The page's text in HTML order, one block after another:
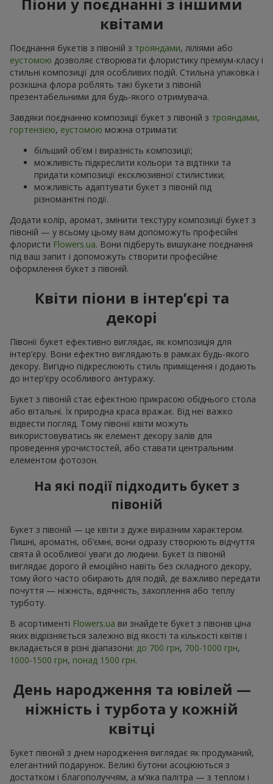
квітами
Поєднання букетів з півоній з трояндами, ліліями або
еустомою дозволяє створювати флористику преміум-класу і
стильні композиції для особливих подій. Стильна упаковка і
розкішна флора роблять такі букети з півоній
презентабельними для будь-якого отримувача.
Завдяки поєднанню композиції букет з півоній з трояндами,
гортензією, еустомою можна отримати:
більший об’єм і виразність композиції;
можливість підкреслити кольори та відтінки та
придати композиції ексклюзивної стилистики;
можливість адаптувати букет з півоній під
різноманітні події.
Додати колір, аромат, змінити текстуру композиції букет з
півоній — у всьому цьому вам допоможуть професійні
флористи Flowers.ua. Вони підберуть вишукане поєднання
під ваш запит і допоможуть створити професійне
оформлення букет з півоній.
Квіти піони в інтер’єрі та
декорі
Півонії букет ефективно виглядає, як композиція для
інтер’єру. Вони ефектно виглядають в рамках будь-якого
декору. Вигідно підкреслюють стиль приміщення і додають
до інтер’єру особливого антуражу.
Букет з півоній стає ефектною прикрасою обіднього стола
або вітальні. Їх природна краса вражає. Від неї важко
відвести погляд. Тому півонії квіти можуть
використовуватись як елемент декору залів для
проведення урочистостей, або ставати центральним
елементом фотозон.
На які події підходить букет з
півоній
Букет з півоній — це квіти з дуже виразним характером.
Пишні, ароматні, об’ємні, вони одразу створюють відчуття
свята й особливої уваги до людини. Букет із півоній
виглядає дорого й емоційно навіть без складного декору,
тому його часто обирають для подій, де важливо передати
почуття — ніжність, вдячність, захоплення або теплу
турботу.
В асортименті Flowers.ua ви знайдете букет з півонів ціна
яких відрізняється залежно від якості та кількості квітів і
вкладається в різні діапазони: до 700 грн, 700-1000 грн,
1000-1500 грн, понад 1500 грн.
День народження та ювілей —
ніжність і турбота у кожній
квітці
Букет півоній з днем народження виглядає як продуманий,
елегантний подарунок. Великі бутони асоціюються з
достатком і благополуччям, а м’яка палітра — з теплом і